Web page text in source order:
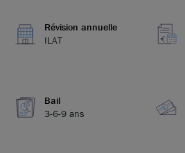
Révision annuelle
ILAT
Bail
3-6-9 ans